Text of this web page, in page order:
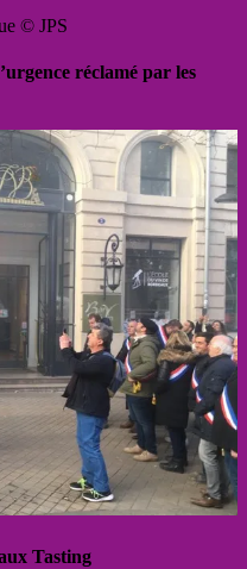
© JPS
réclamé par les
Tasting